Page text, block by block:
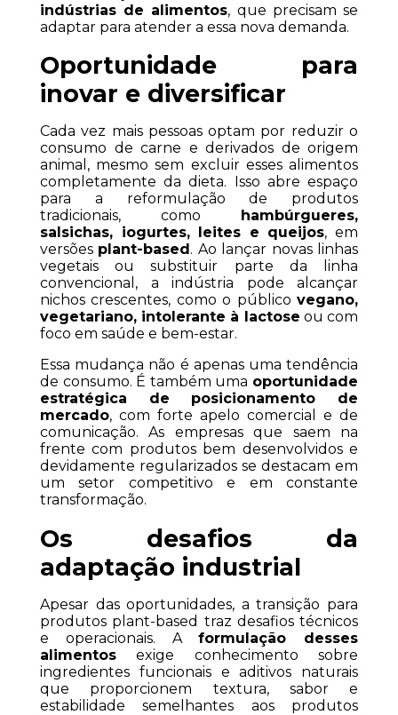
indústrias de alimentos, que precisam se
adaptar para atender a essa nova demanda.
Oportunidade para
inovar e diversificar
Cada vez mais pessoas optam por reduzir o
consumo de carne e derivados de origem
animal, mesmo sem excluir esses alimentos
completamente da dieta. Isso abre espaço
para a reformulação de produtos
tradicionais, como
hambúrgueres,
salsichas, iogurtes, leites e queijos, em
versões plant-based . Ao lançar novas linhas
vegetais ou substituir parte da linha
convencional, a indústria pode alcançar
nichos crescentes, como o público vegano,
vegetariano, intolerante à lactose ou com
foco em saúde e bem-estar.
Essa mudança não é apenas uma tendência
de consumo. É também uma oportunidade
estratégica de posicionamento de
mercado, com forte apelo comercial e de
comunicação. As empresas que saem na
frente com produtos bem desenvolvidos e
devidamente regularizados se destacam em
um setor competitivo e em constante
transformação.
Os desafios da
adaptação industrial
Apesar das oportunidades, a transição para
produtos plant-based traz desafios técnicos
e operacionais. A formulação desses
alimentos exige conhecimento sobre
ingredientes funcionais e aditivos naturais
que proporcionem textura, sabor e
estabilidade semelhantes aos produtos